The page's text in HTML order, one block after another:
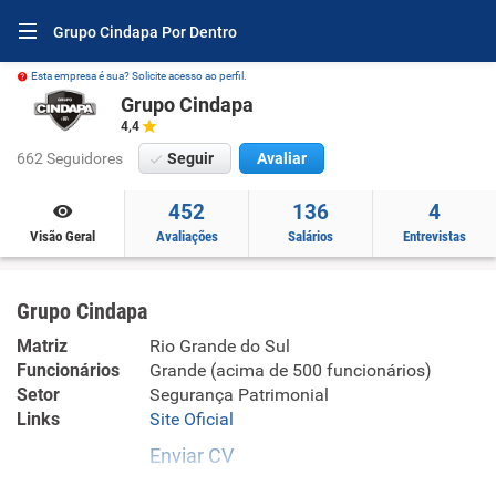
Grupo Cindapa Por Dentro
Esta empresa é sua? Solicite acesso ao perfil.
Grupo Cindapa
4,4
662 Seguidores Seguir Avaliar
Visão Geral
452
Avaliações
136
Salários
4
Entrevistas
Grupo Cindapa
Matriz
Rio Grande do Sul
Funcionários
Grande (acima de 500 funcionários)
Setor
Segurança Patrimonial
Links
Site Oficial
Enviar CV